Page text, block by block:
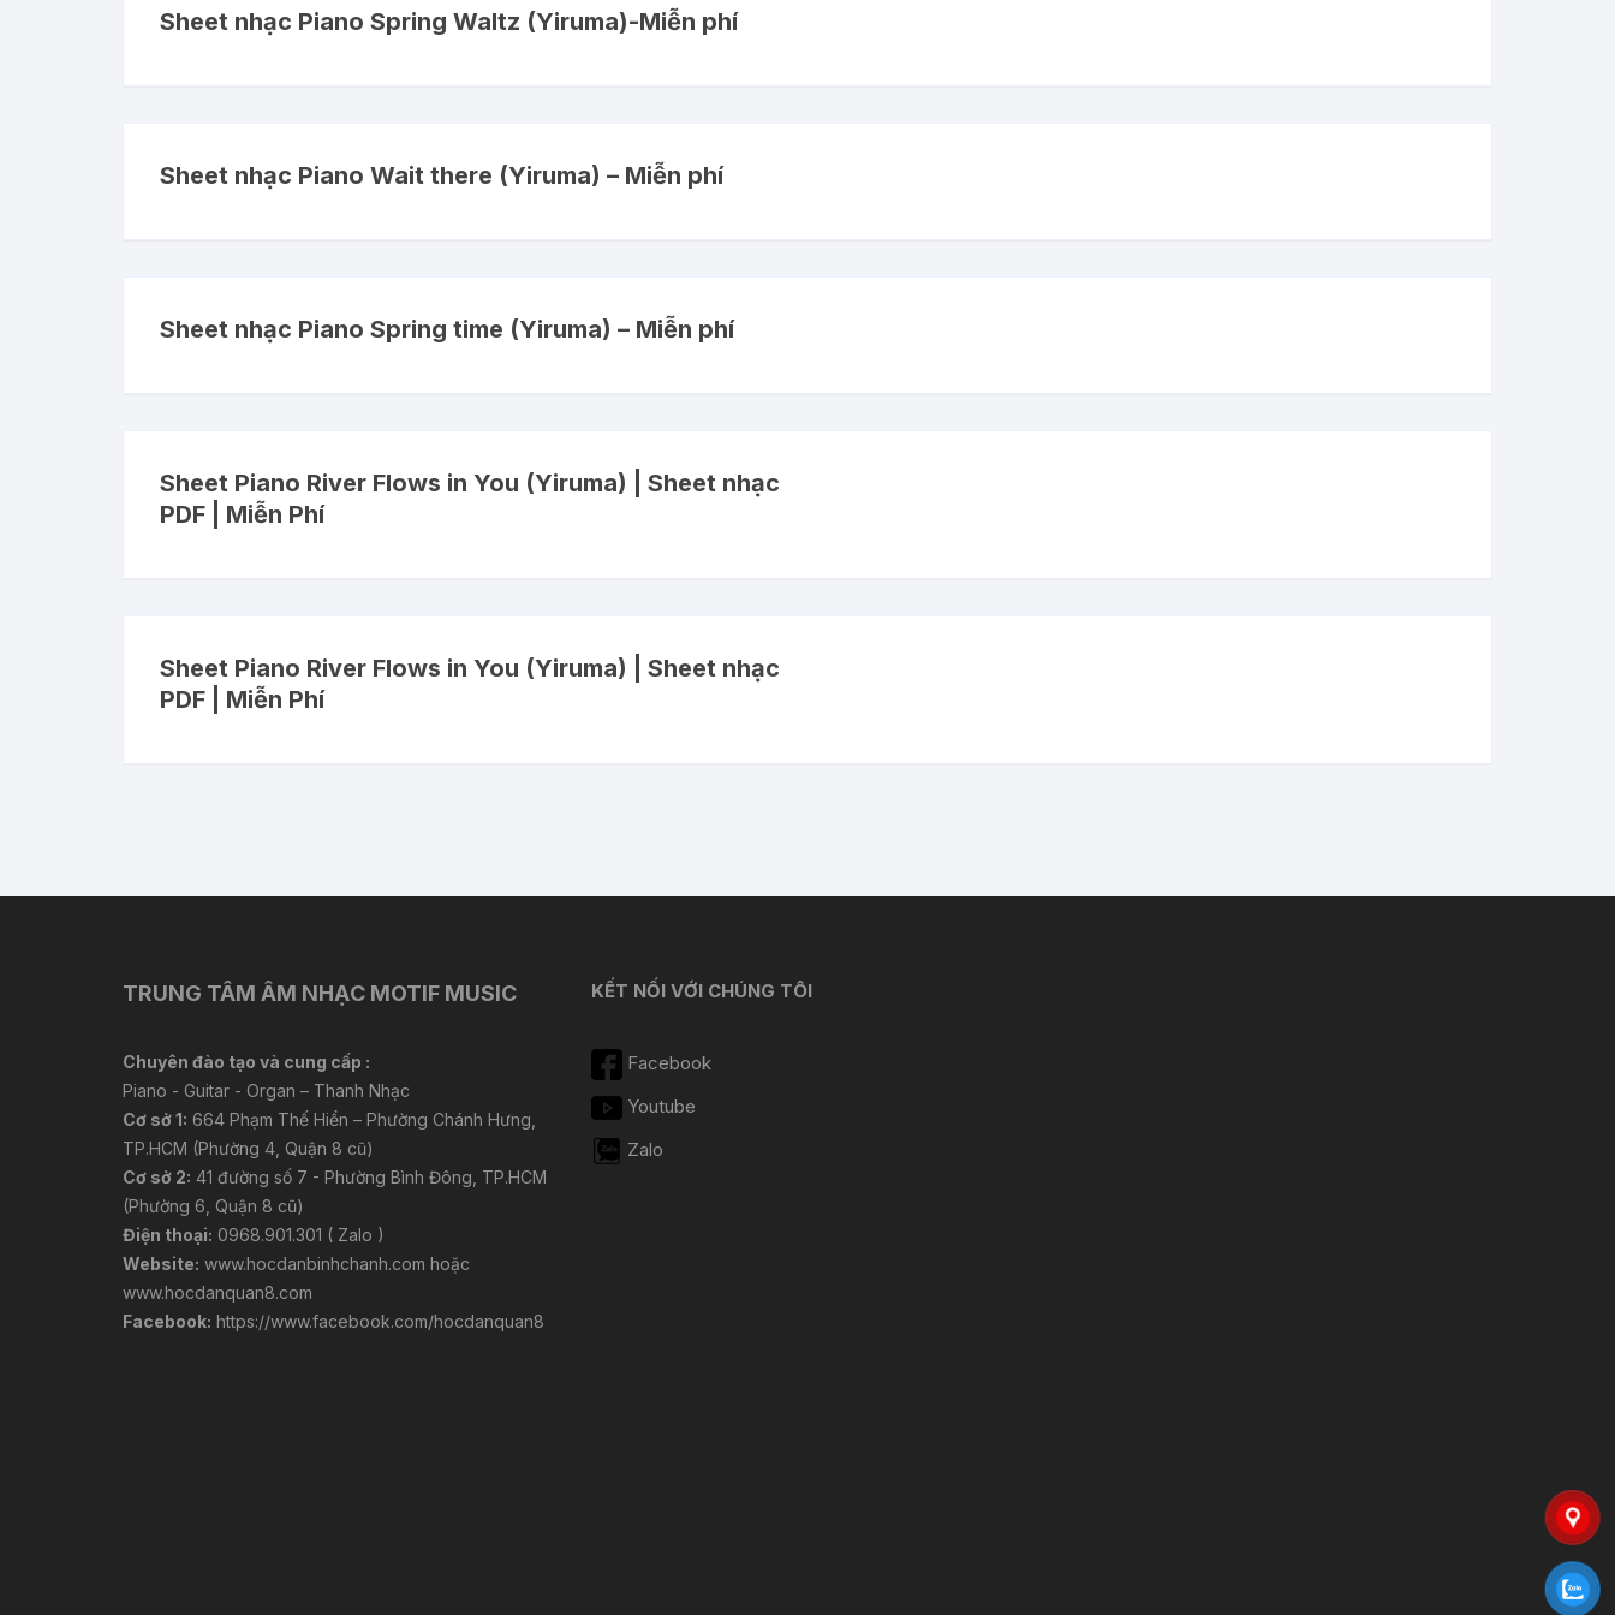
Sheet nhạc Piano Spring Waltz (Yiruma)-Miễn phí
Sheet nhạc Piano Wait there (Yiruma) – Miễn phí
Sheet nhạc Piano Spring time (Yiruma) – Miễn phí
Sheet Piano River Flows in You (Yiruma) | Sheet nhạc
PDF | Miễn Phí
Sheet Piano River Flows in You (Yiruma) | Sheet nhạc
PDF | Miễn Phí
TRUNG TÂM ÂM NHẠC MOTIF MUSIC
Chuyên đào tạo và cung cấp :
Piano - Guitar - Organ – Thanh Nhạc
Cơ sở 1: 664 Phạm Thế Hiển – Phường Chánh Hưng,
TP.HCM (Phường 4, Quận 8 cũ)
Cơ sở 2: 41 đường số 7 - Phường Bình Đông, TP.HCM
(Phường 6, Quận 8 cũ)
Điện thoại: 0968.901.301 ( Zalo )
Website: www.hocdanbinhchanh.com hoặc
www.hocdanquan8.com
Facebook: https://www.facebook.com/hocdanquan8
KẾT NỐI VỚI CHÚNG TÔI
Facebook
Youtube
Zalo